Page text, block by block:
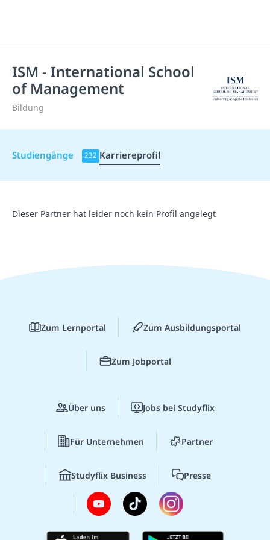
ISM - International School
of Management
Bildung
Studiengänge 232 Karriereprofil
Dieser Partner hat leider noch kein Profil angelegt
Zum Lernportal Zum Ausbildungsportal
Zum Jobportal
Über uns Jobs bei Studyflix
Für Unternehmen Partner
Studyflix Business Presse